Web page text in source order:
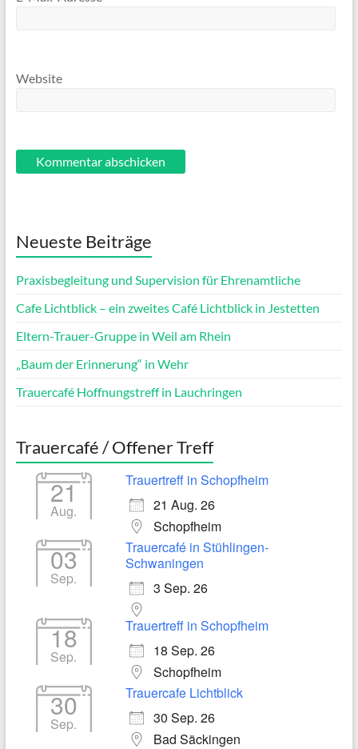
Website
Neueste Beiträge
Praxisbegleitung und Supervision für Ehrenamtliche
Cafe Lichtblick – ein zweites Café Lichtblick in Jestetten
Eltern-Trauer-Gruppe in Weil am Rhein
„Baum der Erinnerung“ in Wehr
Trauercafé Hoffnungstreff in Lauchringen
Trauercafé / Offener Treff
21
Aug.
Trauertreff in Schopfheim
21 Aug. 26
Schopfheim
03
Sep.
Trauercafé in Stühlingen-
Schwaningen
3 Sep. 26
18
Sep.
Trauertreff in Schopfheim
18 Sep. 26
Schopfheim
30
Sep.
Trauercafe Lichtblick
30 Sep. 26
Bad Säckingen